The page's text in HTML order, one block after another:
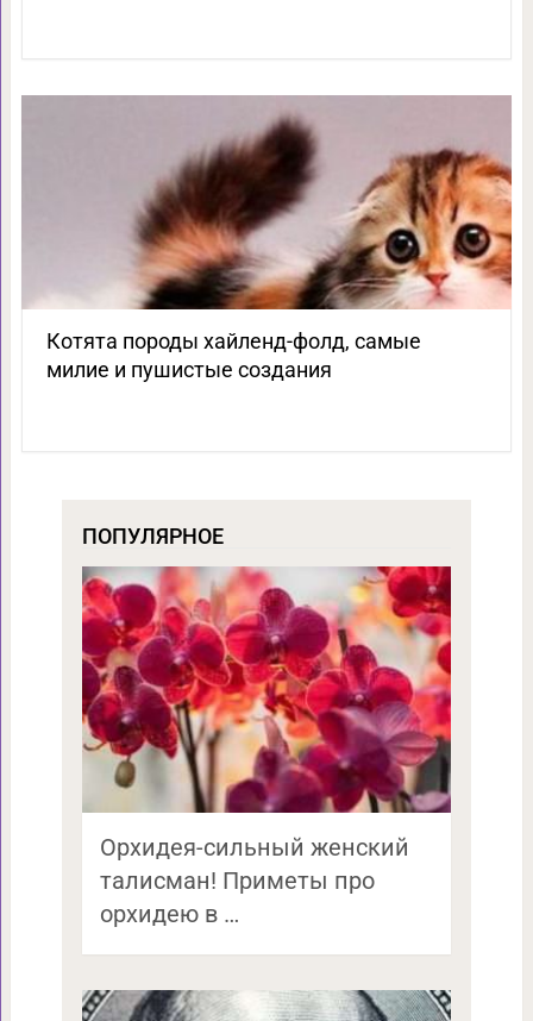
Котята породы хайленд-фолд, самые
милие и пушистые создания
ПОПУЛЯРНОЕ
Орхидея-сильный женский
талисман! Приметы про
орхидею в …